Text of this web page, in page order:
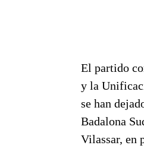
El partido
y la
se han
Badalona
Vilassar, en